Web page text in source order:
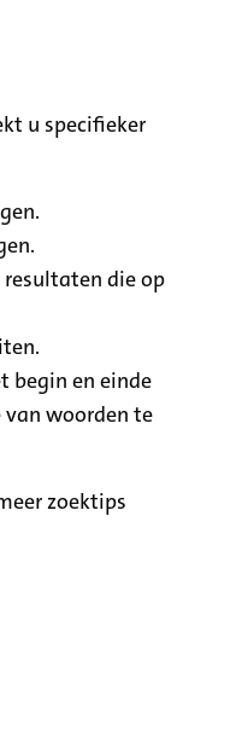
u specifieker
die op
begin en einde
woorden te
zoektips